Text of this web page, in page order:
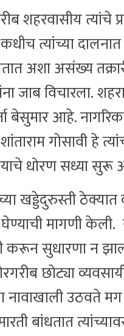
त्यांचे
त्यांच्या
अशा असंख्य
जाब विचारला.
बेसुमार आहे.
गोसावी हे
धोरण सध्या
ठेक्यात
मागणी केली.
करून सुधारणा न
छोट्या
नावाखाली उठवते
बांधतात